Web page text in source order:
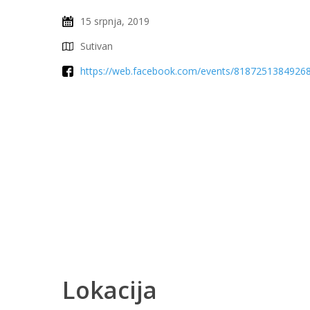
15 srpnja, 2019
Sutivan
https://web.facebook.com/events/
Lokacija